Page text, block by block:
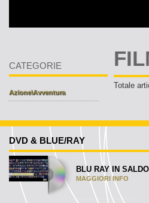
CATEGORIE
Azione\Avventura
Totale
DVD & BLUE/RAY
BLU RAY IN SALDO
MAGGIORI INFO